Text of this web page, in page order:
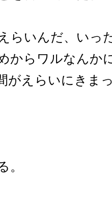
えらいんだ、い
からワルなんか
がえらいにきま
。